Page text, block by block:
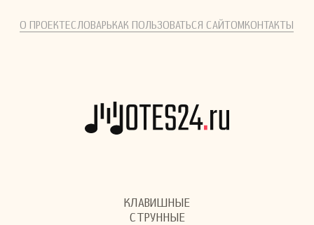
О ПРОЕКТЕСЛОВАРЬКАК ПОЛЬЗОВАТЬСЯ САЙТОМКОНТАКТЫ
КЛАВИШНЫЕ
СТРУННЫЕ